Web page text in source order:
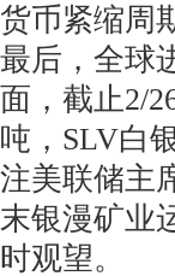
货币紧缩周
最后，全球
面，截止2/
吨，SLV白
注美联储主
末银漫矿业
时观望。